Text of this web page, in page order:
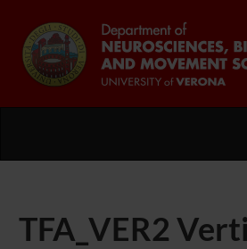
TFA_VER2